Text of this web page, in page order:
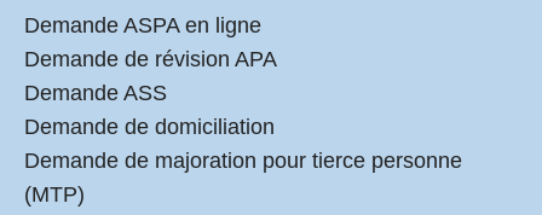
Demande ASPA en ligne
Demande de révision APA
Demande ASS
Demande de domiciliation
Demande de majoration pour tierce personne
(MTP)